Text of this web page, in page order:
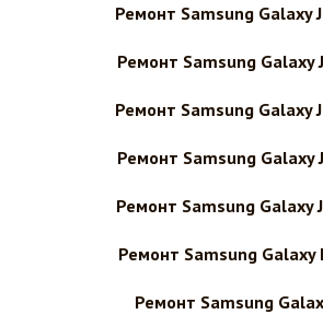
Ремонт Samsung Galaxy
Ремонт Samsung Galaxy
Ремонт Samsung Galaxy
Ремонт Samsung Galaxy
Ремонт Samsung Galaxy
Ремонт Samsung Galaxy
Ремонт Samsung